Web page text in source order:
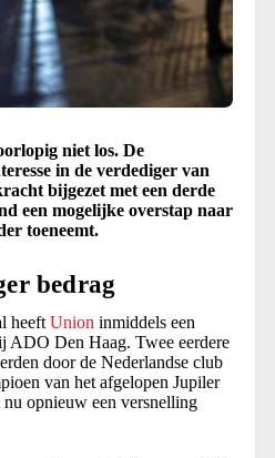
niet los. De
in de verdediger van
bijgezet met een derde
een mogelijke overstap naar
toeneemt.
bedrag
heeft Union inmiddels een
ADO Den Haag. Twee eerdere
door de Nederlandse club
van het afgelopen Jupiler
opnieuw een versnelling